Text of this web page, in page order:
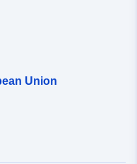
Union